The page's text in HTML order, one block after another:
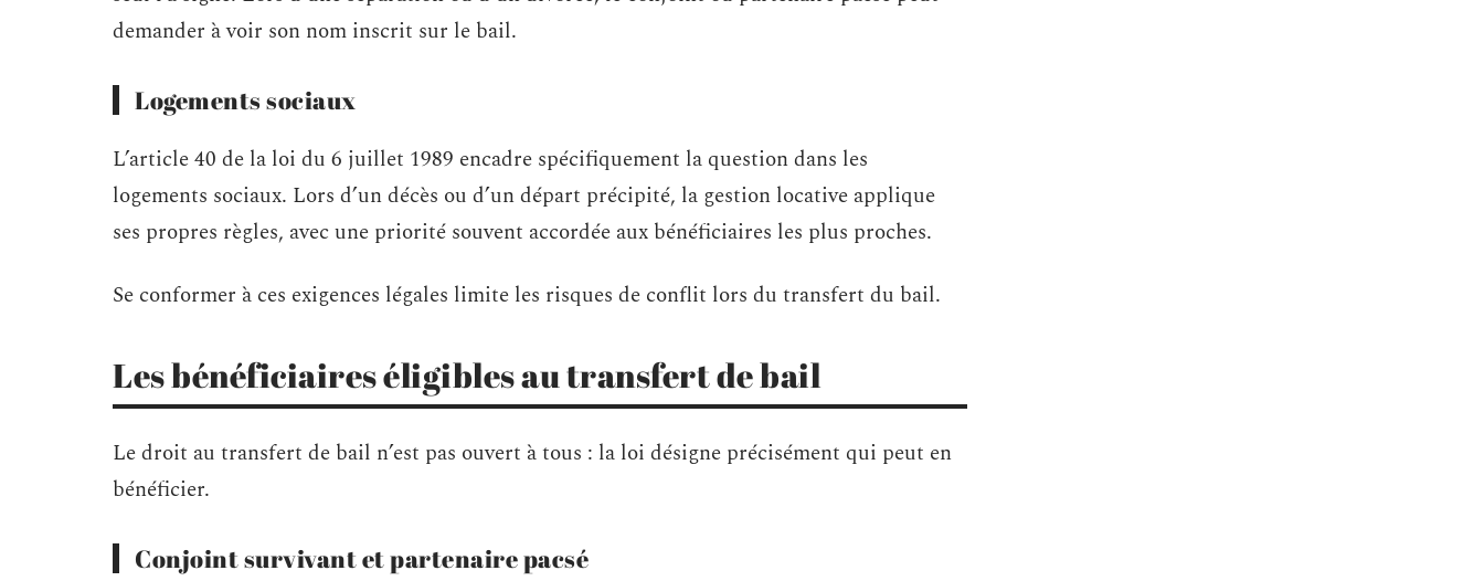
demander à voir son nom inscrit sur le bail.
Logements sociaux
L’article 40 de la loi du 6 juillet 1989 encadre spécifiquement la question dans les
logements sociaux. Lors d’un décès ou d’un départ précipité, la gestion locative applique
ses propres règles, avec une priorité souvent accordée aux bénéficiaires les plus proches.
Se conformer à ces exigences légales limite les risques de conflit lors du transfert du bail.
Les bénéficiaires éligibles au transfert de bail
Le droit au transfert de bail n’est pas ouvert à tous : la loi désigne précisément qui peut en
bénéficier.
Conjoint survivant et partenaire pacsé